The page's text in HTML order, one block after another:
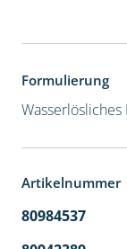
Formulierung
Wasserlösliches
Artikelnummer
80984537